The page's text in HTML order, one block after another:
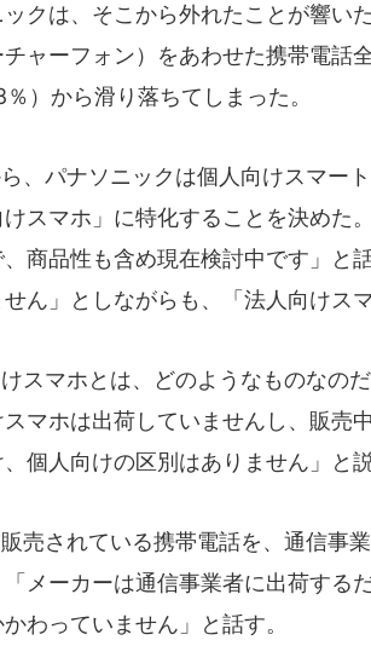
クは、そこから外れたことが響い
ャーフォン）をあわせた携帯電話
）から滑り落ちてしまった。
、パナソニックは個人向けスマー
けスマホ」に特化することを決めた
商品性も含め現在検討中です」と
せん」としながらも、「法人向けス
スマホとは、どのようなものなの
スマホは出荷していませんし、販売
個人向けの区別はありません」と説
売されている携帯電話を、通信事
メーカーは通信事業者に出荷する
わっていません」と話す。